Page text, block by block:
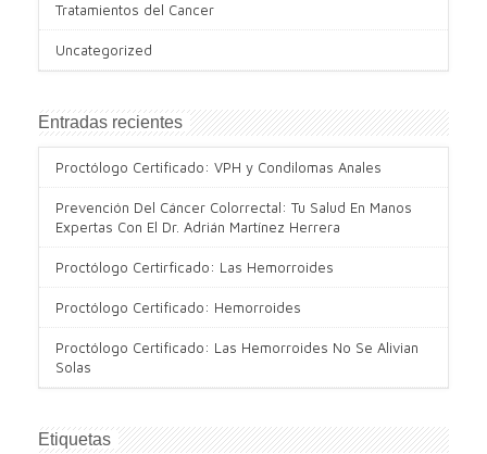
Tratamientos del Cancer
Uncategorized
Entradas recientes
Proctólogo Certificado: VPH y Condilomas Anales
Prevención Del Cáncer Colorrectal: Tu Salud En Manos
Expertas Con El Dr. Adrián Martínez Herrera
Proctólogo Certirficado: Las Hemorroides
Proctólogo Certificado: Hemorroides
Proctólogo Certificado: Las Hemorroides No Se Alivian
Solas
Etiquetas